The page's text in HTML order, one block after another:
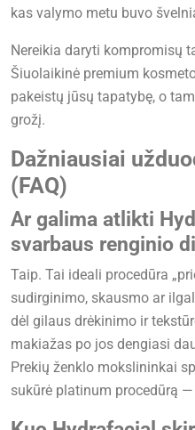
kas valymo metu buvo
Nereikia daryti kompromisų
Šiuolaikinė premium
pakeistų jūsų tapatybę, o
grožį.
Dažniausiai
(FAQ)
Ar galima atlikti
svarbaus renginio
Taip. Tai ideali procedūra
sudirginimo, skausmo ar
dėl gilaus drėkinimo ir
makiažas po jos dengiasi
Prekių ženklo mokslininkai
sukūrė platinum procedūrą —